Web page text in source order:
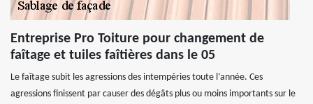
Entreprise Pro Toiture pour changement de
faîtage et tuiles faîtières dans le 05
Le faîtage subit les agressions des intempéries toute l’année. Ces
agressions finissent par causer des dégâts plus ou moins importants sur le